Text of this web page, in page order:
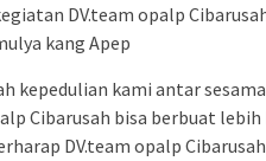
DV.team opalp
kang Apep
kepedulian kami antar
Cibarusah bisa berbuat
DV.team opalp